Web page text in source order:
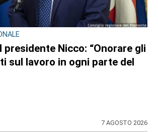
presidente Nicco: “Onorare gli
sul lavoro in ogni parte del
7 AGOSTO 2026